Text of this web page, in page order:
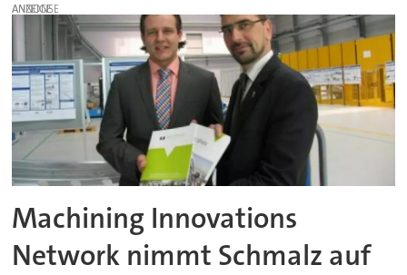
ANZEIGE
Machining Innovations
Network nimmt Schmalz auf